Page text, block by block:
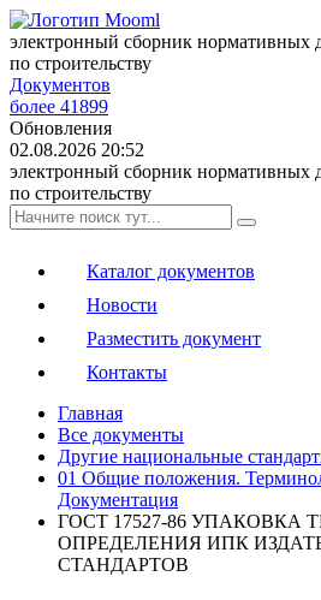
электронный сборник нормативных
по строительству
Документов
более 41899
Обновления
02.08.2026 20:52
электронный сборник нормативных
по строительству
Каталог документов
Новости
Разместить документ
Контакты
Главная
Все документы
Другие национальные
01 Общие положения.
Документация
ГОСТ 17527-86 УПАКОВКА
ОПРЕДЕЛЕНИЯ ИПК
СТАНДАРТОВ